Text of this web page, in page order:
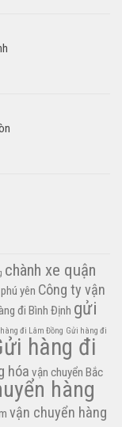
chành xe quận
yên Công ty vận
đi Bình Định gửi
đi Lâm Đồng Gửi hàng đi
hàng đi
hóa vận chuyển Bắc
hàng
vận chuyển hàng